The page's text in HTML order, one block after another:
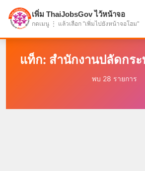
แบ่งปันโอกาส เพื่ออนาคตที่ก้าวหน้า
แท็ก: สำนักงานปลัดกร
พบ 28 รายการ
เพิ่ม ThaiJobsGov ไว้หน้าจอ
กดเมนู ⋮ แล้วเลือก "เพิ่มไปยังหน้าจอโฮม"